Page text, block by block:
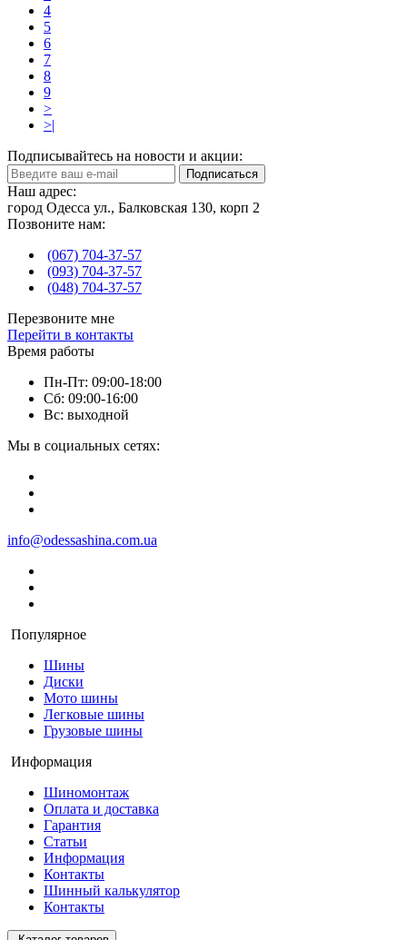
4
5
6
7
8
9
>
>|
Подписывайтесь на новости и акции:
Подписаться
Наш адрес:
город Одесса ул., Балковская 130, корп 2
Позвоните нам:
(067) 704-37-57
(093) 704-37-57
(048) 704-37-57
Перезвоните мне
Перейти в контакты
Время работы
Пн-Пт: 09:00-18:00
Сб: 09:00-16:00
Вс: выходной
Мы в социальных сетях:
info@odessashina.com.ua
Популярное
Шины
Диски
Мото шины
Легковые шины
Грузовые шины
Информация
Шиномонтаж
Оплата и доставка
Гарантия
Статьи
Информация
Контакты
Шинный калькулятор
Контакты